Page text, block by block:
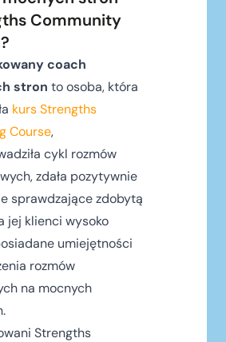
Community
coach
stron to osoba, która
kurs Strengths
Course,
cykl rozmów
zdała pozytywnie
sprawdzające zdobytą
jej klienci wysoko
umiejętności
rozmów
na mocnych
Strengths